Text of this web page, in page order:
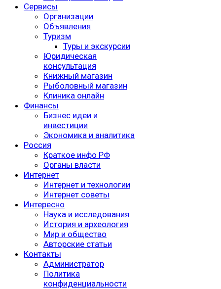
Сервисы
Организации
Объявления
Туризм
Туры и экскурсии
Юридическая
консультация
Книжный магазин
Рыболовный магазин
Клиника онлайн
Финансы
Бизнес идеи и
инвестиции
Экономика и аналитика
Россия
Краткое инфо РФ
Органы власти
Интернет
Интернет и технологии
Интернет советы
Интересно
Наука и исследования
История и археология
Мир и общество
Авторские статьи
Контакты
Администратор
Политика
конфиденциальности